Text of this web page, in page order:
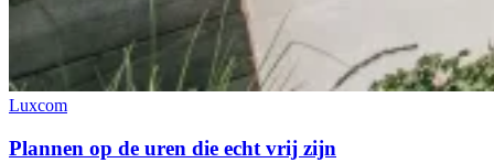
Luxcom
Plannen op de uren die echt vrij zijn